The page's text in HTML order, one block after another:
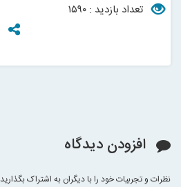
تعداد بازدید : ۱۵۹۰
افزودن دیدگاه
نظرات و تجربیات خود را با دیگران به اشتراک بگذارید